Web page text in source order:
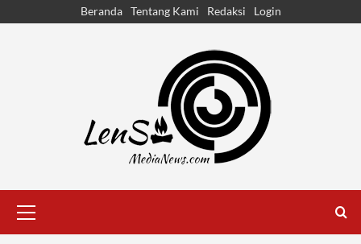
Beranda Tentang Kami Redaksi Login
Menu